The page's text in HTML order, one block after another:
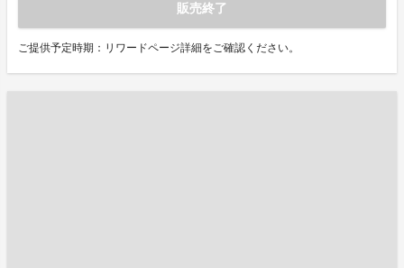
販売終了
ご提供予定時期：リワードページ詳細をご確認ください。